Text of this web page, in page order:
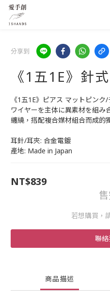
分享到
《1五1E》針
《1五1E》ピアス マットピン
ワイヤーを主体に異素材を組み
纏繞，搭配複合媒材組合而成的
耳針/耳夾: 合金電鍍
產地: Made in Japan
NT$839
若想購買，
聯
商品描述